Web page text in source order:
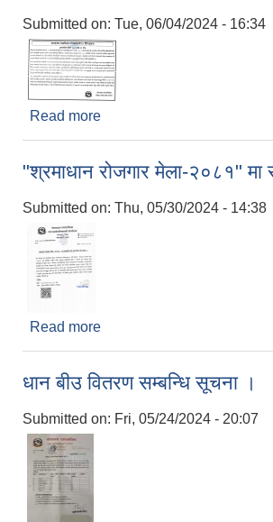
Submitted on: Tue, 06/04/2024 - 16:34
Read more
"श्रमाधान रोजगार मेला-२०८१"
Submitted on: Thu, 05/30/2024 - 14:38
Read more
धान बीउ वितरण सम्बन्धि सूचना ।
Submitted on: Fri, 05/24/2024 - 20:07